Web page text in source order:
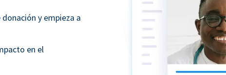
y empieza a
en el